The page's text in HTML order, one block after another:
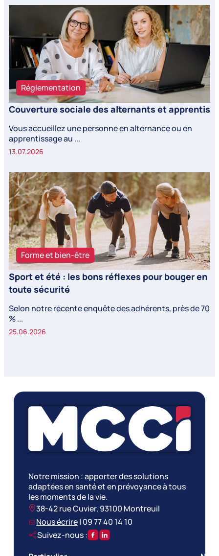
Réglementation
Couverture sociale des alternants et apprentis
Vous accueillez une personne en alternance ou en
apprentissage au ...
13.07.2026
Forme et bien-être
Sport et été : les bons réflexes pour bouger en
toute sécurité
Selon notre récente enquête des adhérents, près de 70
% ...
25.06.2026
Notre mission : apporter des solutions
adaptées en santé et en prévoyance à tous
les moments de la vie.
38-42 rue Cuvier, 93100 Montreuil
Nous écrire| 09 77 40 14 10
Suivez-nous :